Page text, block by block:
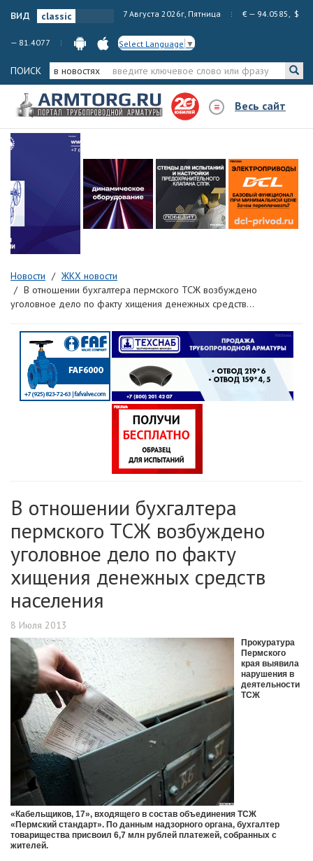
вид 7 Августа 2026г, Пятница € — 94.0585, $
— 81.4077 Select Language ▼
ПОИСК в новостях
Весь сайт
Новости
ЖКХ новости
В отношении бухгалтера пермского ТСЖ возбуждено
уголовное дело по факту хищения денежных средств...
В отношении бухгалтера
пермского ТСЖ возбуждено
уголовное дело по факту
хищения денежных средств
населения
8 Июля 2013
Прокуратура
Пермского
края выявила
нарушения в
деятельности
ТСЖ
«Кабельщиков, 17», входящего в состав объединения ТСЖ
«Пермский стандарт». По данным надзорного органа, бухгалтер
товарищества присвоил 6,7 млн рублей платежей, собранных с
жителей.